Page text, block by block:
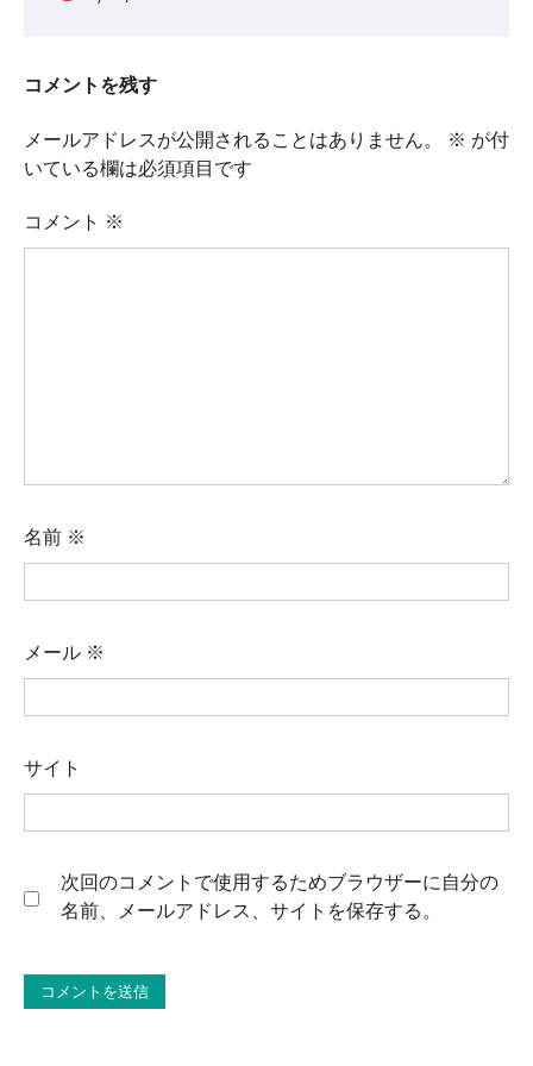
コメントを残す
メールアドレスが公開されることはありません。 ※ が付
いている欄は必須項目です
コメント ※
名前 ※
メール ※
サイト
次回のコメントで使用するためブラウザーに自分の
名前、メールアドレス、サイトを保存する。